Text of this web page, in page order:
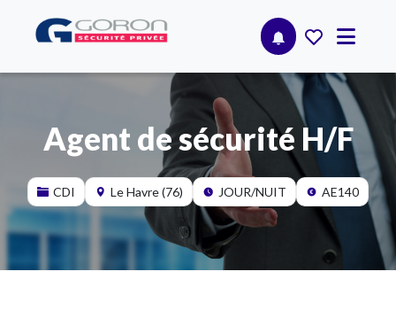
Agent de sécurité H/F
CDI Le Havre (76) JOUR/NUIT AE140